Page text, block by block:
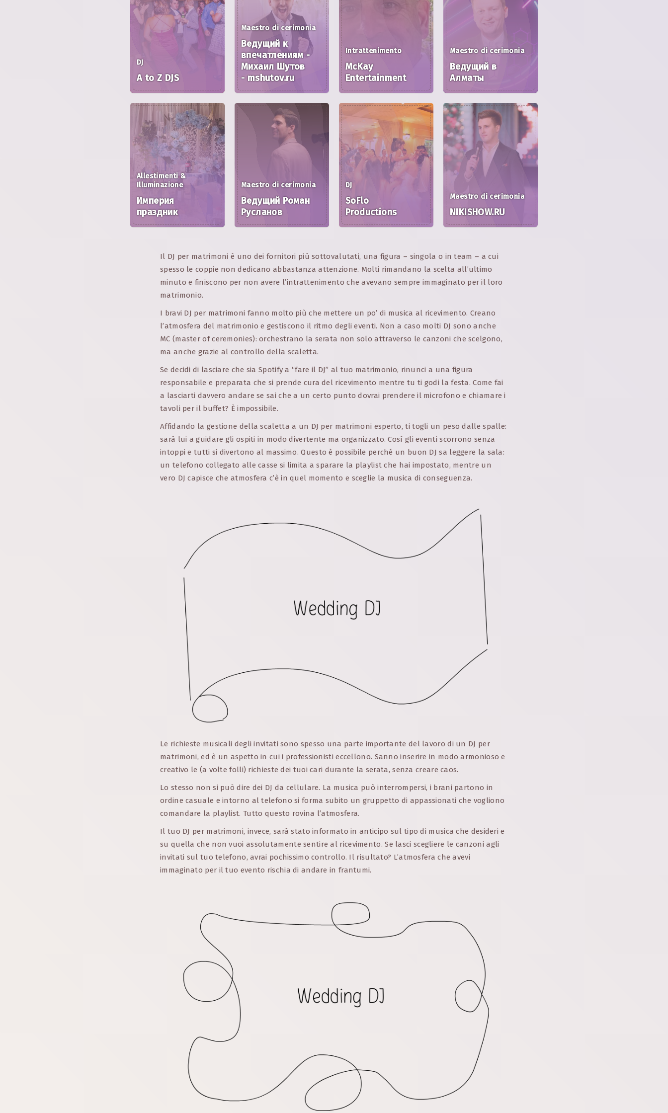
DJ
A to Z DJS
Maestro di cerimonia
Ведущий к
впечатлениям -
Михаил Шутов
- mshutov.ru
Intrattenimento
McKay
Entertainment
Maestro di cerimonia
Ведущий в
Алматы
Allestimenti &
Illuminazione
Империя
праздник
Maestro di cerimonia
Ведущий Роман
Русланов
DJ
SoFlo
Productions
Maestro di cerimonia
NIKISHOW.RU
Il DJ per matrimoni è uno dei fornitori più sottovalutati, una figura – singola o in team – a cui
spesso le coppie non dedicano abbastanza attenzione. Molti rimandano la scelta all’ultimo
minuto e finiscono per non avere l’intrattenimento che avevano sempre immaginato per il loro
matrimonio.
I bravi DJ per matrimoni fanno molto più che mettere un po’ di musica al ricevimento. Creano
l’atmosfera del matrimonio e gestiscono il ritmo degli eventi. Non a caso molti DJ sono anche
MC (master of ceremonies): orchestrano la serata non solo attraverso le canzoni che scelgono,
ma anche grazie al controllo della scaletta.
Se decidi di lasciare che sia Spotify a “fare il DJ” al tuo matrimonio, rinunci a una figura
responsabile e preparata che si prende cura del ricevimento mentre tu ti godi la festa. Come fai
a lasciarti davvero andare se sai che a un certo punto dovrai prendere il microfono e chiamare i
tavoli per il buffet? È impossibile.
Affidando la gestione della scaletta a un DJ per matrimoni esperto, ti togli un peso dalle spalle:
sarà lui a guidare gli ospiti in modo divertente ma organizzato. Così gli eventi scorrono senza
intoppi e tutti si divertono al massimo. Questo è possibile perché un buon DJ sa leggere la sala:
un telefono collegato alle casse si limita a sparare la playlist che hai impostato, mentre un
vero DJ capisce che atmosfera c’è in quel momento e sceglie la musica di conseguenza.
Le richieste musicali degli invitati sono spesso una parte importante del lavoro di un DJ per
matrimoni, ed è un aspetto in cui i professionisti eccellono. Sanno inserire in modo armonioso e
creativo le (a volte folli) richieste dei tuoi cari durante la serata, senza creare caos.
Lo stesso non si può dire dei DJ da cellulare. La musica può interrompersi, i brani partono in
ordine casuale e intorno al telefono si forma subito un gruppetto di appassionati che vogliono
comandare la playlist. Tutto questo rovina l’atmosfera.
Il tuo DJ per matrimoni, invece, sarà stato informato in anticipo sul tipo di musica che desideri e
su quella che non vuoi assolutamente sentire al ricevimento. Se lasci scegliere le canzoni agli
invitati sul tuo telefono, avrai pochissimo controllo. Il risultato? L’atmosfera che avevi
immaginato per il tuo evento rischia di andare in frantumi.